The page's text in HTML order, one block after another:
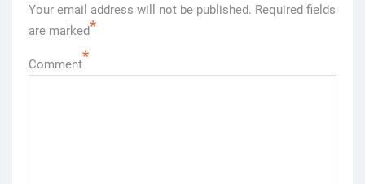
Your email address will not be published. Required fields
are marked*
Comment*